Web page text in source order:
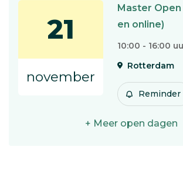
21
november
Master
en online)
10:00 - 16:00
Rotterdam
Reminder
+ Meer open dagen